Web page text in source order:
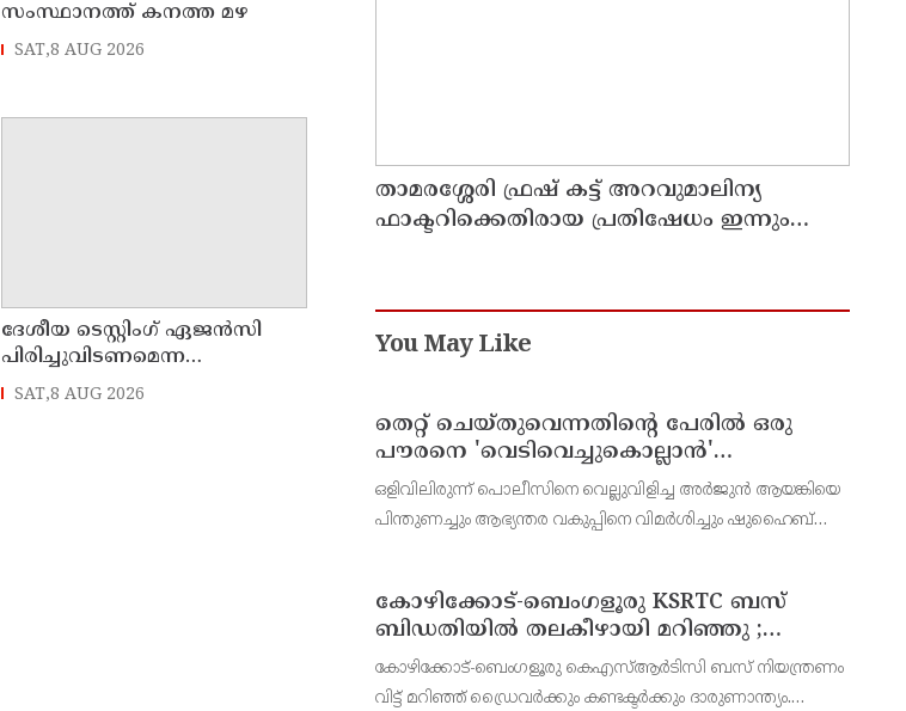
സംസ്ഥാനത്ത് കനത്ത മഴ
SAT,8 AUG 2026
ദേശീയ ടെസ്റ്റിംഗ് ഏജന്‍സി
പിരിച്ചുവിടണമെന്ന
ആവശ്യവുമായി കോക്രോച്ച്
ജനതാ പാര്‍ട്ടി
SAT,8 AUG 2026
താമരശ്ശേരി ഫ്രഷ് കട്ട് അറവുമാലിന്യ
ഫാക്ടറിക്കെതിരായ പ്രതിഷേധം ഇന്നും
You May Like
തെറ്റ് ചെയ്തുവെന്നതിന്റെ പേരില്‍ ഒരു
പൗരനെ 'വെടിവെച്ചുകൊല്ലാന്‍'
ഉത്തരവിടാന്‍ ഇത് സംഘപരിവാറിൻ്റെ
ബുള്‍ഡോസര്‍ ഭരണമുള്ള യുപിയോ
ബിഹാറോ അല്ല ; അര്‍ജുന്‍ ആയങ്കിയെ
ഒളിവിലിരുന്ന് പൊലീസിനെ വെല്ലുവിളിച്ച അര്‍ജുന്‍ ആയങ്കിയെ
പിന്തുണച്ചും ആഭ്യന്തര വകുപ്പിനെ വിമര്‍ശിച്ചും ഷുഹൈബ്
കോഴിക്കോട്-ബെംഗളൂരു KSRTC ബസ്
ബിഡതിയിൽ തലകീഴായി മറിഞ്ഞു ;
ഡ്രെെവർക്കും കണ്ടക്ടർക്കും ദാരുണാന്ത്യം,
നിരവധി യാത്രക്കാർക്ക് പരിക്ക്
കോഴിക്കോട്-ബെംഗളൂരു കെഎസ്ആര്‍ടിസി ബസ് നിയന്ത്രണം
വിട്ട് മറിഞ്ഞ് ഡ്രൈവര്‍ക്കും കണ്ടക്ടര്‍ക്കും ദാരുണാന്ത്യം.